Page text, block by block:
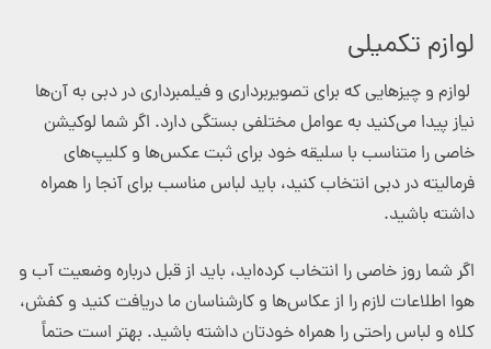
لوازم تکمیلی
لوازم و چیزهایی که برای تصویربرداری و فیلمبرداری در دبی به آن‌ها
نیاز پیدا می‌کنید به عوامل مختلفی بستگی دارد. اگر شما لوکیشن
خاصی را متناسب با سلیقه خود برای ثبت عکس‌ها و کلیپ‌های
فرمالیته در دبی انتخاب کنید، باید لباس مناسب برای آنجا را همراه
داشته باشید.
اگر شما روز خاصی را انتخاب کرده‌اید، باید از قبل درباره وضعیت آب و
هوا اطلاعات لازم را از عکاس‌ها و کارشناسان ما دریافت کنید و کفش،
کلاه و لباس راحتی را همراه خودتان داشته باشید. بهتر است حتماً